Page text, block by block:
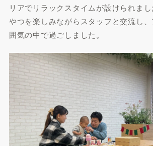
リアでリラックスタイムが設けられま
やつを楽しみながらスタッフと交流し
囲気の中で過ごしました。